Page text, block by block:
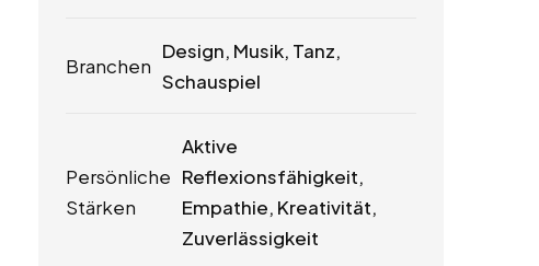
Branchen
Design, Musik, Tanz,
Schauspiel
Persönliche
Stärken
Aktive
Reflexionsfähigkeit,
Empathie, Kreativität,
Zuverlässigkeit